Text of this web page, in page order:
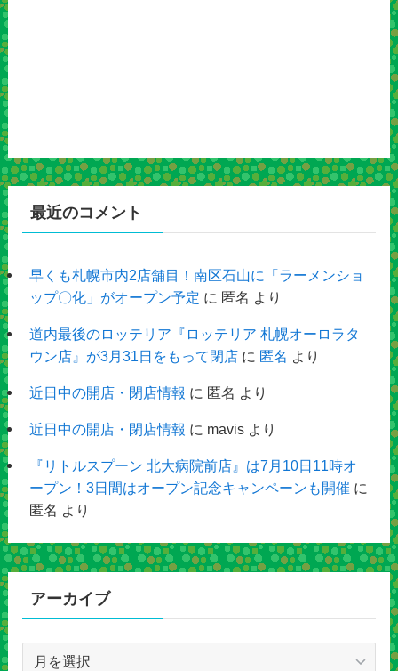
最近のコメント
早くも札幌市内2店舗目！南区石山に「ラーメンショ
ップ〇化」がオープン予定 に 匿名 より
道内最後のロッテリア『ロッテリア 札幌オーロラタ
ウン店』が3月31日をもって閉店に 匿名 より
近日中の開店・閉店情報 に 匿名 より
近日中の開店・閉店情報 に mavisより
『リトルスプーン 北大病院前店』は7月10日11時オ
ープン！3日間はオープン記念キャンペーンも開催 に
匿名 より
アーカイブ